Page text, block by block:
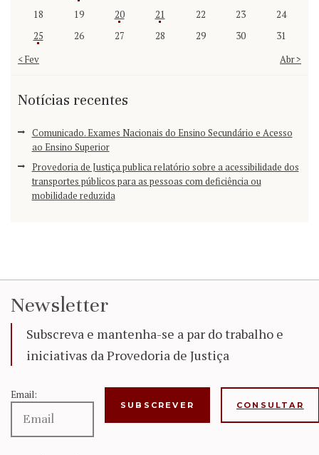
18
19 20 21 22 23
24
25
26 27 28 29 30
31
« Fev
Abr »
Notícias recentes
Comunicado. Exames Nacionais do Ensino Secundário e Acesso
ao Ensino Superior
Provedoria de Justiça publica relatório sobre a acessibilidade dos
transportes públicos para as pessoas com deficiência ou
mobilidade reduzida
Newsletter
Subscreva e mantenha-se a par do trabalho e
iniciativas da Provedoria de Justiça
Email:
CONSULTAR